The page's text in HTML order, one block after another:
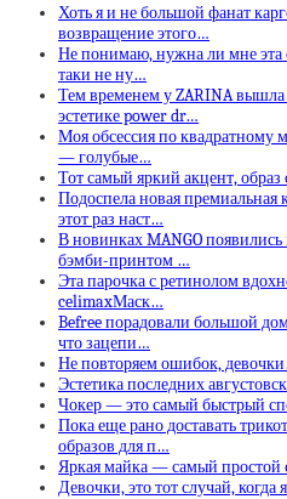
Хоть я и не большой фанат
возвращение этого…
Не понимаю, нужна ли мне эта
таки не ну…
Тем временем у ZARINA вышла
эстетике power dr…
Моя обсессия по квадратному
— голубые…
Тот самый яркий акцент,
Подоспела новая премиальная
этот раз наст…
В новинках MANGO
бэмби-принтом …
Эта парочка с ретинолом
celimaxМаск…
Befree порадовали большой
что зацепи…
Не повторяем ошибок,
Эстетика последних
Чокер — это самый быстрый
Пока еще рано доставать
образов для п…
Яркая майка — самый простой
Девочки, это тот случай, когда